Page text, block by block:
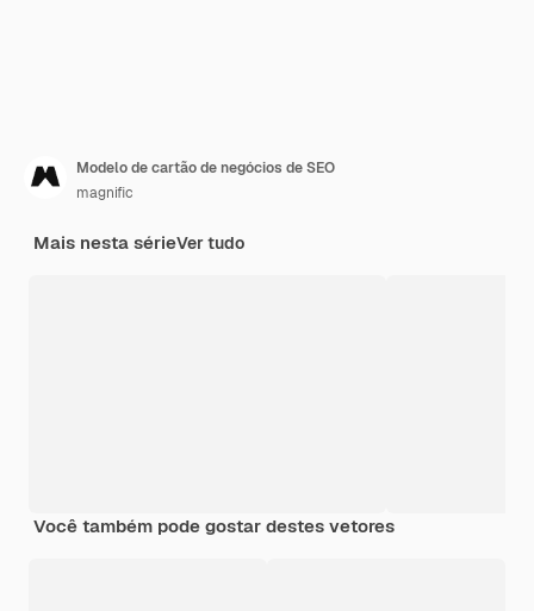
Modelo de cartão de negócios de SEO
magnific
Mais nesta sérieVer tudo
Você também pode gostar destes vetores